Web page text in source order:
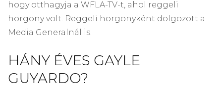
hogy otthagyja a WFLA-TV-t, ahol reggeli
horgony volt. Reggeli horgonyként dolgozott a
Media Generalnál is.
HÁNY ÉVES GAYLE
GUYARDO?